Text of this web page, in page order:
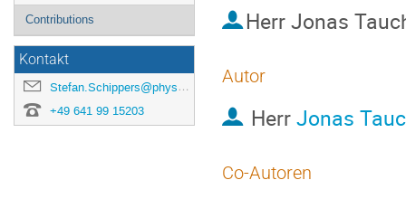
Contributions
Kontakt
Stefan.Schippers@physik.uni-giessen.de
+49 641 99 15203
Herr Jonas
Autor
HerrJonas
Co-Autoren